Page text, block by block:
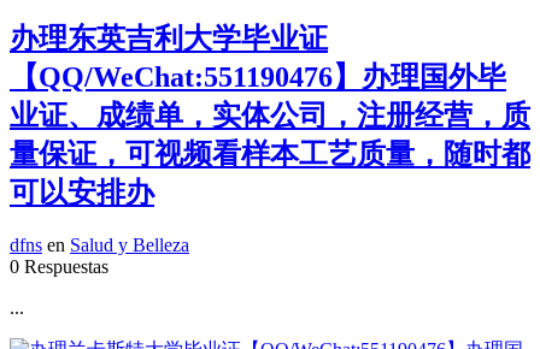
办理东英吉利大学毕业证
【QQ/WeChat:551190476】办理国外毕
业证、成绩单，实体公司，注册经营，质
量保证，可视频看样本工艺质量，随时都
可以安排办
dfns en Salud y Belleza
0 Respuestas
...